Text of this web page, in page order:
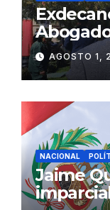
AGOSTO 1,
NACIONAL
Jaime